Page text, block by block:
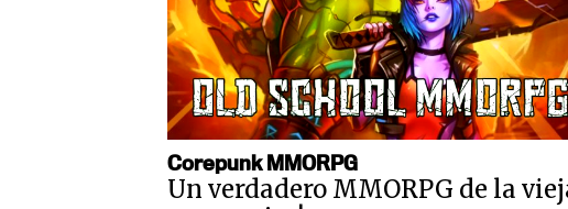
Corepunk MMORPG
Un verdadero MMORPG de la